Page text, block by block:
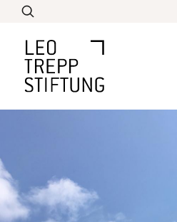
Direkt
Aktuelles